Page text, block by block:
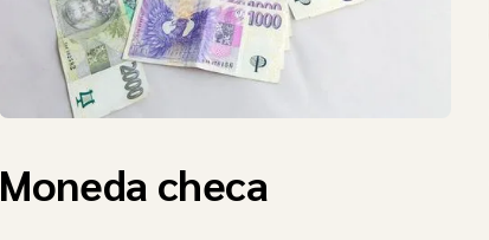
Moneda checa